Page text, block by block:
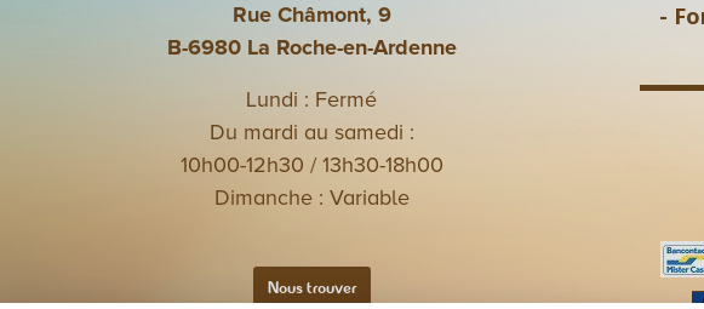
Rue Châmont, 9
B-6980 La Roche-en-Ardenne
Lundi : Fermé
Du mardi au samedi :
10h00-12h30 / 13h30-18h00
Dimanche : Variable
Nous trouver
-